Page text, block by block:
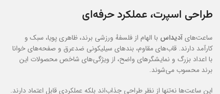
طراحی اسپرت، عملکرد حرفه‌ای
ساعت‌هایآدیداس با الهام از فلسفهٔ ورزشی برند، ظاهری پویا، سبک و
کارآمد دارند. قاب‌های مقاوم، بندهای سیلیکونی ضدعرق و صفحه‌های خوانا
با اعداد بزرگ و نمایشگرهای واضح، از ویژگی‌های شاخص محصولات این
برند محسوب می‌شوند.
این ساعت‌ها نه‌تنها از نظر طراحی جذاب‌اند بلکه عملکردی قابل اعتماد دارند.